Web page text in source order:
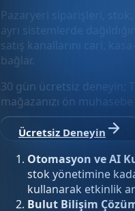
Pazaryeri siparişleri, stok,
ayrı sistemlerde
satış kanallarını cari,
bağlar.
30 gün ücretsiz deneyin;
mağazanızı ön
Ücretsiz Deneyin
Otomasyon ve AI
stok yönetimine
kullanarak etkinlik
Bulut Bilişim